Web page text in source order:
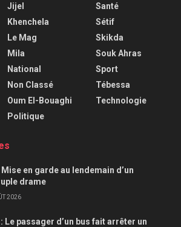
Jijel
Khenchela
Le Mag
Mila
National
Non Classé
Oum El-Bouaghi
Politique
Santé
Sétif
Skikda
Souk Ahras
Sport
Tébessa
Technologie
en garde au lendemain d’un
drame
2026
: Le passager d’un bus fait arrêter un